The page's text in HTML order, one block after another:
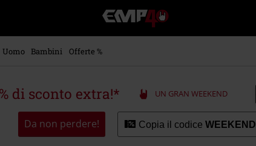
EMP
-
Musica,
Videogame
-
Abbigliamento
Uomo Bambini Offerte %
di sconto extra!* UN GRAN WEEKEND
Da non perdere! Copia il codice WEEKEND